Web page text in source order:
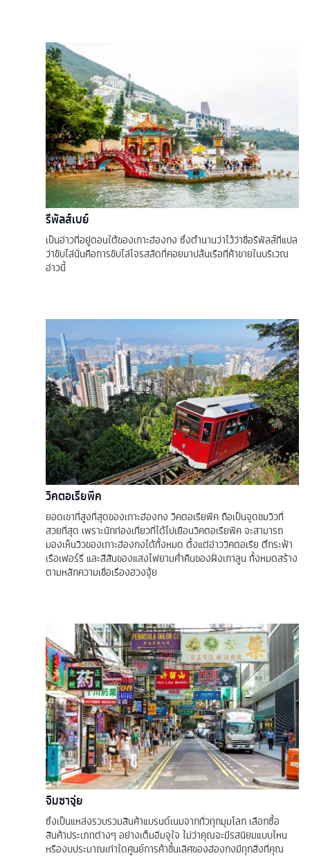
รีพัลส์เบย์
เป็นอ่าวที่อยู่ตอนใต้ของเกาะฮ่องกง ซึ่งตำนานว่าไว้ว่าชื่อรีพัลส์ที่แปล
ว่าขับไล่นั่นคือการขับไล่โจรสลัดที่คอยมาปล้นเรือที่ค้าขายในบริเวณ
อ่าวนี้
วิคตอเรียพีค
ยอดเขาที่สูงที่สุดของเกาะฮ่องกง วิคตอเรียพีค ถือเป็นจุดชมวิวที่
สวยที่สุด เพราะนักท่องเที่ยวที่ได้ไปเยือนวิคตอเรียพีค จะสามารถ
มองเห็นวิวของเกาะฮ่องกงได้ทั้งหมด ตั้งแต่อ่าววิคตอเรีย ตึกระฟ้า
เรือเฟอร์รี่ และสีสันของแสงไฟยามค่ำคืนของฝั่งเกาลูน ทั้งหมดสร้าง
ตามหลักความเชื่อเรื่องฮวงจุ้ย
จิมซาจุ่ย
ซึ่งเป็นแหล่งรวบรวมสินค้าแบรนด์เนมจากทั่วทุกมุมโลก เลือกซื้อ
สินค้าประเภทต่างๆ อย่างเต็มอิ่มจุใจ ไม่ว่าคุณจะมีรสนิยมแบบไหน
หรืองบประมาณเท่าใดศูนย์การค้าชั้นเลิศของฮ่องกงมีทุกสิ่งที่คุณ